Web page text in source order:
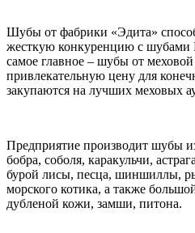
Шубы от фабрики «Эдита»
жесткую конкуренцию с
самое главное – шубы от
привлекательную цену для
закупаются на лучших меховых
Предприятие производит шубы
бобра, соболя, каракульчи,
бурой лисы, песца, шиншиллы,
морского котика, а также
дубленой кожи, замши, питона.